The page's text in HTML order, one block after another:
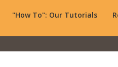
"How To": Our Tutorials